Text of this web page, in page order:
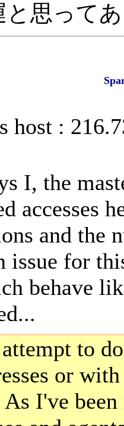
と思って
host :
I, the
accesses
and the
issue for
behave
to
or
As I've